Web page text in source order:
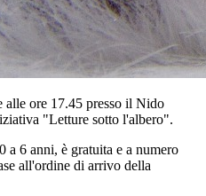
alle ore 17.45 presso il Nido
"Letture sotto l'albero".
6 anni, è gratuita e a numero
all'ordine di arrivo della